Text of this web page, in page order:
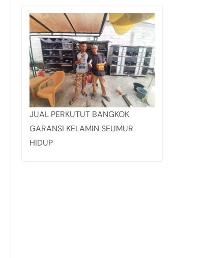
JUAL PERKUTUT BANGKOK
GARANSI KELAMIN SEUMUR
HIDUP